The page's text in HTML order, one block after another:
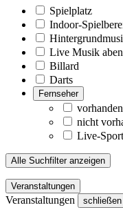
Spielplatz
Indoor-
Live Musik
Billard
Darts
Fernseher
vorhanden
nicht
Live-
Alle Suchfilter anzeigen
Veranstaltungen
Veranstaltungen schließen